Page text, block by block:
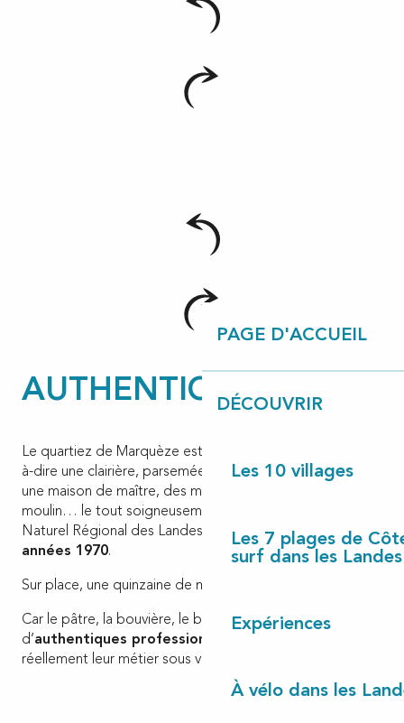
PAGE D'ACCUEIL
DÉCOUVRIR
Les 10 villages
Les 7 plages de
surf dans les Landes
Expériences
À vélo dans les
AUTHENTICITÉ
Le quartiez de Marquèze est en effet un «
à-dire une clairière, parsemée de chênes où l’on retrouve
une maison de maître, des métairies et bergeries, un
moulin… le tout soigneusement préservé par le Parc
Naturel Régional des Landes de Gascogne,
depuis les
années 1970.
Sur place, une quinzaine de médiateurs lui donnent vie.
Car le pâtre, la bouvière, le boulanger sont
d’authentiques professionnels
réellement leur métier sous vos yeux !